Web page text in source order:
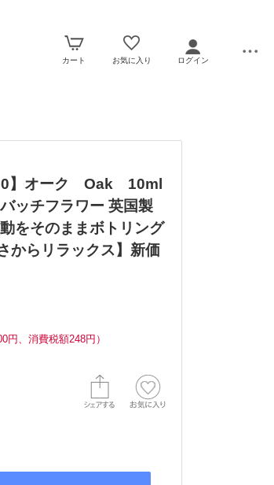
カート お気に入り ログイン
】オーク Oak 10ml
ッチフラワー 英国製
をそのままボトリング
からリラックス】新価
円、消費税額248円）